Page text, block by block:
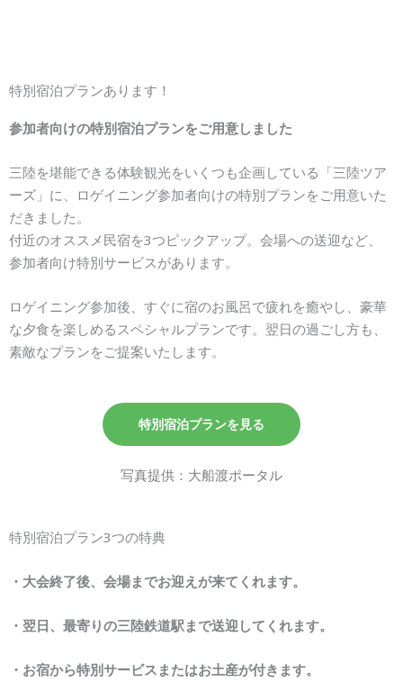
特別宿泊プランあります！
参加者向けの特別宿泊プランをご用意しました
三陸を堪能できる体験観光をいくつも企画している「三陸ツア
ーズ」に、ロゲイニング参加者向けの特別プランをご用意いた
だきました。
付近のオススメ民宿を3つピックアップ。会場への送迎など、
参加者向け特別サービスがあります。
ロゲイニング参加後、すぐに宿のお風呂で疲れを癒やし、豪華
な夕食を楽しめるスペシャルプランです。翌日の過ごし方も、
素敵なプランをご提案いたします。
特別宿泊プランを見る
写真提供：大船渡ポータル
特別宿泊プラン3つの特典
・大会終了後、会場までお迎えが来てくれます。
・翌日、最寄りの三陸鉄道駅まで送迎してくれます。
・お宿から特別サービスまたはお土産が付きます。